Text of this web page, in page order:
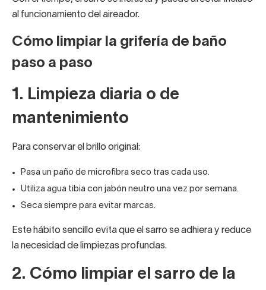
al funcionamiento del aireador.
Cómo limpiar la grifería de baño
paso a paso
1. Limpieza diaria o de
mantenimiento
Para conservar el brillo original:
Pasa un paño de microfibra seco tras cada uso.
Utiliza agua tibia con jabón neutro una vez por semana.
Seca siempre para evitar marcas.
Este hábito sencillo evita que el sarro se adhiera y reduce
la necesidad de limpiezas profundas.
2. Cómo limpiar el sarro de la